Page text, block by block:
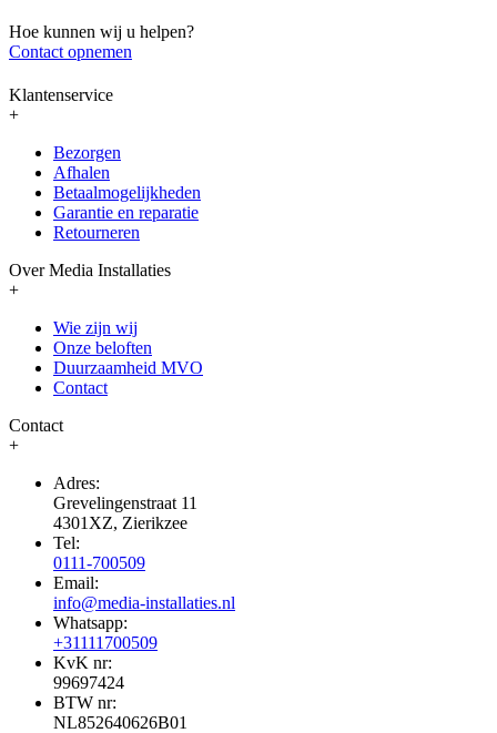
Hoe kunnen wij u helpen?
Contact opnemen
Klantenservice
+
Bezorgen
Afhalen
Betaalmogelijkheden
Garantie en reparatie
Retourneren
Over Media Installaties
+
Wie zijn wij
Onze beloften
Duurzaamheid MVO
Contact
Contact
+
Adres:
Grevelingenstraat 11
4301XZ, Zierikzee
Tel:
0111-700509
Email:
info@media-installaties.nl
Whatsapp:
+31111700509
KvK nr:
99697424
BTW nr:
NL852640626B01